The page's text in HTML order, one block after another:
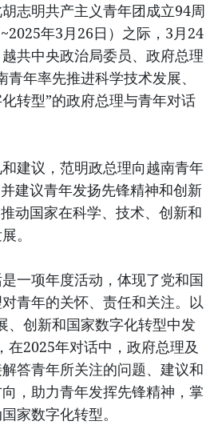
志明共产主义青年团成立94周
年3月26日）之际，3月24
共中央政治局委员、政府总理
年率先推进科学技术发展、
转型”的政府总理与青年对话
建议，范明政总理向越南青年
建议青年发扬先锋精神和创新
动国家在科学、技术、创新和
。
一项年度活动，体现了党和国
青年的关怀、责任和关注。以
、创新和国家数字化转型中发
在2025年对话中，政府总理及
答青年所关注的问题、建议和
，助力青年发挥先锋精神，掌
家数字化转型。